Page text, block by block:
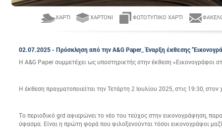
ΧΑΡΤΊ ΧΑΡΤΌΝΙ ΦΩΤΟΤΥΠΙΚΌ ΧΑΡΤΊ
02.07.2025 - Πρόσκληση από την A&G Paper_ Έναρξη έκθεσης
Η A&G Paper συμμετέχει ως υποστηρικτής στην έκθεση «Εικονογράφοι
Η έκθεση πραγματοποιείται την Τετάρτη 2 Ιουλίου 2025, στις 19:30,
Το περιοδικό grd αφιερώνει το νέο του τεύχος στην εικονογράφηση,
ύφασμα. Είναι η πρώτη φορά που φιλοξενούνται τόσοι εικονογράφοι